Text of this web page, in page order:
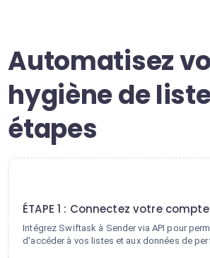
Automatisez
hygiène de
étapes
ÉTAPE 1 : Connectez votre
Intégrez Swiftask à Sender via API pour
d'accéder à vos listes et aux données de